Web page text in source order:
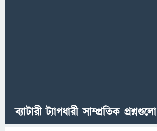
ব্যাটারী ট্যাগধারী সাম্প্রতিক প্রশ্নগুলো